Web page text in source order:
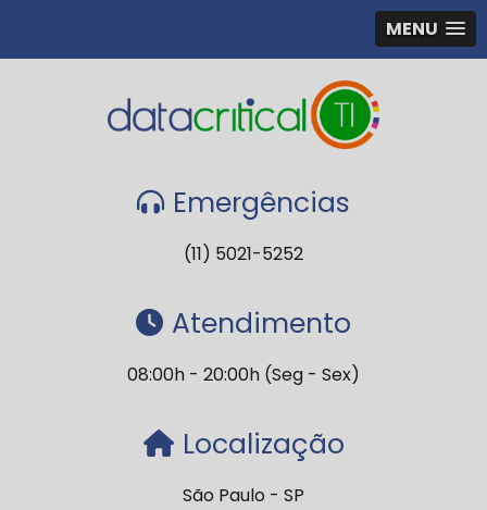
MENU
Emergências
(11) 5021-5252
Atendimento
08:00h - 20:00h (Seg - Sex)
Localização
São Paulo - SP